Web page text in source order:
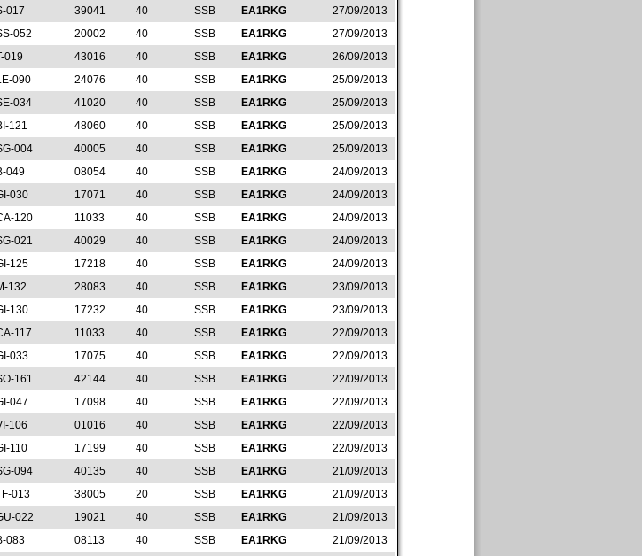
017 39041 40 SSB EA1RKG
27/09/2013
052 20002 40 SSB EA1RKG
27/09/2013
019 43016 40 SSB EA1RKG
26/09/2013
090 24076 40 SSB EA1RKG
25/09/2013
034 41020 40 SSB EA1RKG
25/09/2013
121 48060 40 SSB EA1RKG
25/09/2013
004 40005 40 SSB EA1RKG
25/09/2013
049 08054 40 SSB EA1RKG
24/09/2013
030 17071 40 SSB EA1RKG
24/09/2013
120 11033 40 SSB EA1RKG
24/09/2013
021 40029 40 SSB EA1RKG
24/09/2013
125 17218 40 SSB EA1RKG
24/09/2013
132 28083 40 SSB EA1RKG
23/09/2013
130 17232 40 SSB EA1RKG
23/09/2013
117 11033 40 SSB EA1RKG
22/09/2013
033 17075 40 SSB EA1RKG
22/09/2013
161 42144 40 SSB EA1RKG
22/09/2013
047 17098 40 SSB EA1RKG
22/09/2013
106 01016 40 SSB EA1RKG
22/09/2013
110 17199 40 SSB EA1RKG
22/09/2013
094 40135 40 SSB EA1RKG
21/09/2013
013 38005 20 SSB EA1RKG
21/09/2013
022 19021 40 SSB EA1RKG
21/09/2013
083 08113 40 SSB EA1RKG
21/09/2013